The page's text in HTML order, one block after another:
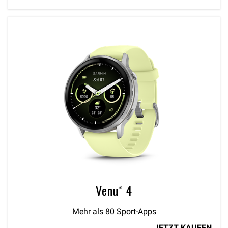
Venu® 4
Mehr als 80 Sport-Apps